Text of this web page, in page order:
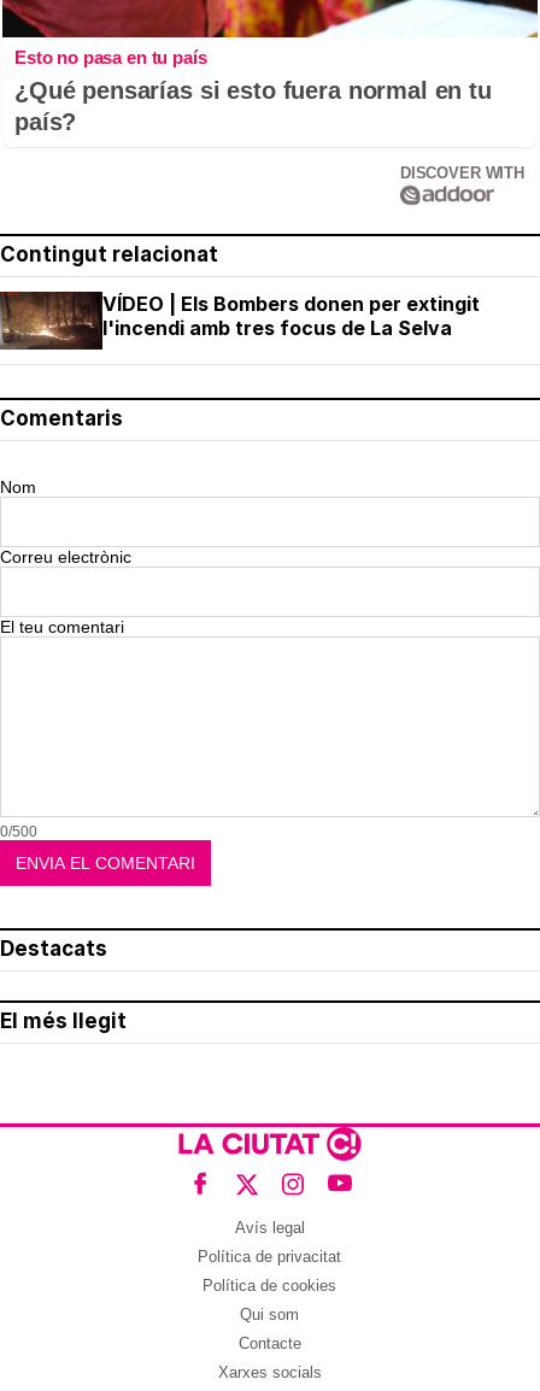
Esto no pasa en tu país
¿Qué pensarías si esto fuera normal en tu
país?
DISCOVER WITH
Contingut relacionat
VÍDEO | Els Bombers donen per extingit
l'incendi amb tres focus de La Selva
Comentaris
Nom
Correu electrònic
El teu comentari
0/500
Destacats
El més llegit
Avís legal
Política de privacitat
Política de cookies
Qui som
Contacte
Xarxes socials